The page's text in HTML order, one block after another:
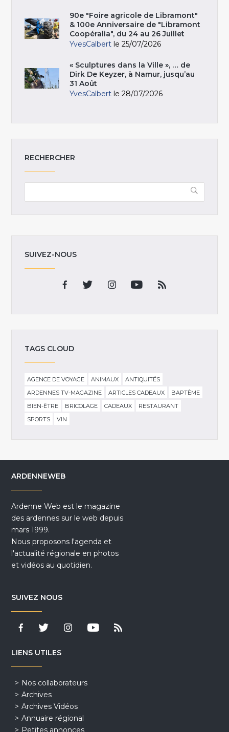
90e "Foire agricole de Libramont"
& 100e Anniversaire de "Libramont
Coopéralia", du 24 au 26 Juillet
YvesCalbert le 25/07/2026
« Sculptures dans la Ville », … de
Dirk De Keyzer, à Namur, jusqu’au
31 Août
YvesCalbert le 28/07/2026
RECHERCHER
SUIVEZ-NOUS
TAGS CLOUD
AGENCE DE VOYAGE ANIMAUX
ANTIQUITÉS
ARDENNES TV-MAGAZINE
ARTICLES CADEAUX
BAPTÊME
BIEN-ÊTRE
BRICOLAGE CADEAUX
RESTAURANT
SPORTS
VIN
ARDENNEWEB
Ardenne Web est le magazine
des ardennes sur le web depuis
mars 1999.
Nous proposons l'agenda et
l'actualité régionale en photos
et vidéos au quotidien.
SUIVEZ NOUS
LIENS UTILES
Nos collaborateurs
Archives
Archives Vidéos
Annuaire régional
Petites annonces